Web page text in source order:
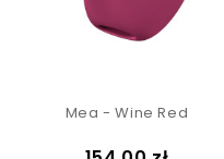
Mea - Wine Red